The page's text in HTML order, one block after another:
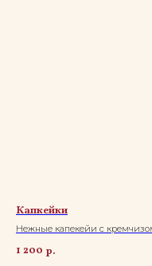
Капкейки
Нежные капекейи с
1 200 р.